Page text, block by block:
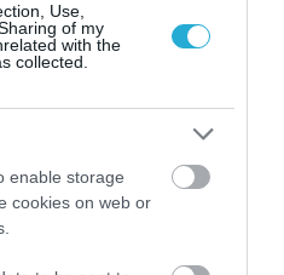
Use,
of my
with the
collected.
enable storage
cookies on web or